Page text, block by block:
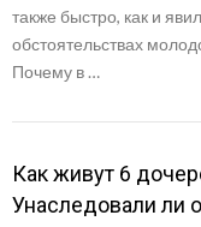
также быстро, как и
обстоятельствах
Почему в …
Как живут 6
Унаследовали ли